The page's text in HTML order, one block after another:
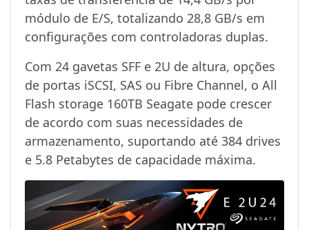
módulo de E/S, totalizando 28,8 GB/s em
configurações com controladoras duplas.
Com 24 gavetas SFF e 2U de altura, opções
de portas iSCSI, SAS ou Fibre Channel, o All
Flash storage 160TB Seagate pode crescer
de acordo com suas necessidades de
armazenamento, suportando até 384 drives
e 5.8 Petabytes de capacidade máxima.